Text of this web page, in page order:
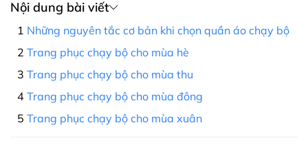
Nội dung bài viết
Những nguyên tắc cơ bản khi chọn quần áo chạy bộ
Trang phục chạy bộ cho mùa hè
Trang phục chạy bộ cho mùa thu
Trang phục chạy bộ cho mùa đông
Trang phục chạy bộ cho mùa xuân